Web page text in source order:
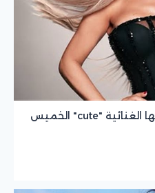
نوال الزغبي تطرح أحدث أعمالها الغنائية "cute" الخميس